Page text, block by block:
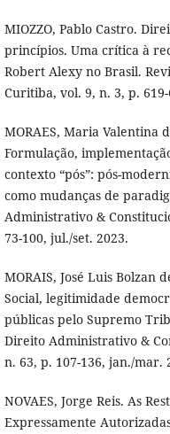
MIOZZO, Pablo Castro.
princípios. Uma crítica à
Robert Alexy no Brasil.
Curitiba, vol. 9, n. 3, p.
MORAES, Maria Valentina
Formulação,
contexto “pós”: pós-
como mudanças de
Administrativo &
73-100, jul./set. 2023.
MORAIS, José Luis Bolzan
Social, legitimidade
públicas pelo Supremo
Direito Administrativo &
n. 63, p. 107-136, jan./mar.
NOVAES, Jorge Reis. As
Expressamente